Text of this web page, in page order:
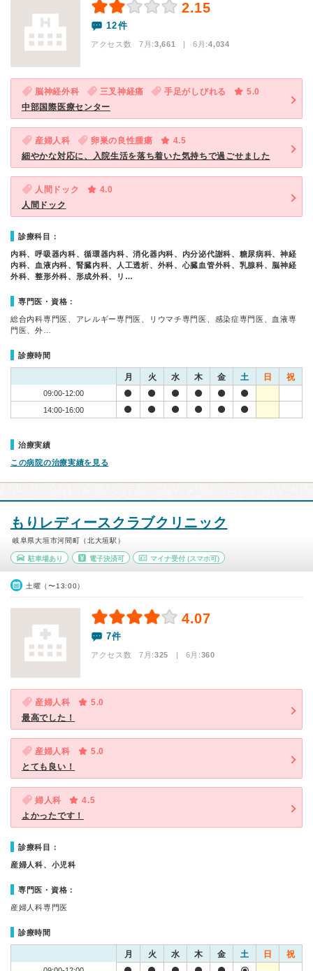
2.15
12件
アクセス数 7月:3,661 | 6月:4,034
脳神経外科 三叉神経痛 手足がしびれる
5.0
中部国際医療センター
産婦人科 卵巣の良性腫瘍
4.5
細やかな対応に、入院生活を落ち着いた気持ちで過ごせました
人間ドック
4.0
人間ドック
診療科目：
内科、呼吸器内科、循環器内科、消化器内科、内分泌代謝科、糖尿病科、神経
内科、血液内科、腎臓内科、人工透析、外科、心臓血管外科、乳腺科、脳神経
外科、整形外科、形成外科、リ…
専門医・資格：
総合内科専門医、アレルギー専門医、リウマチ専門医、感染症専門医、血液専
門医、外…
診療時間
月 火 水 木 金 土 日 祝
09:00-12:00
14:00-16:00
治療実績
この病院の治療実績を見る
もりレディースクラブクリニック
岐阜県大垣市河間町（北大垣駅）
駐車場あり 電子決済可 マイナ受付 (スマホ可)
土曜（〜13:00）
4.07
7件
アクセス数 7月:325 | 6月:360
産婦人科
5.0
最高でした！
産婦人科
5.0
とても良い！
婦人科
4.5
よかったです！
診療科目：
産婦人科、小児科
専門医・資格：
産婦人科専門医
診療時間
月 火 水 木 金 土 日 祝